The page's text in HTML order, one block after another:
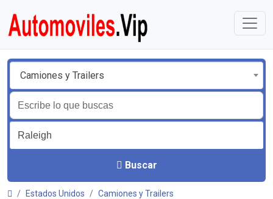
Camiones y Trailers
Buscar
Estados Unidos
Camiones y Trailers